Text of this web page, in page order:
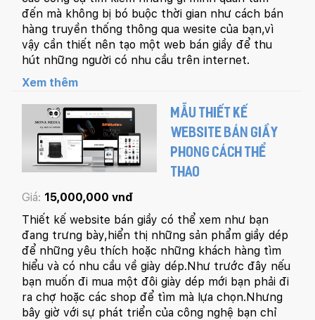
đến mà không bị bó buộc thời gian như cách bán
hàng truyền thống thông qua wesite của bạn,vì
vậy cần thiết nên tạo một web bán giầy để thu
hút những người có nhu cầu trên internet.
Xem thêm
MẪU THIẾT KẾ
WEBSITE BÁN GIẦY
PHONG CÁCH THỂ
THAO
Giá: 15,000,000 vnđ
Thiết kế website bán giầy có thể xem như bạn
đang trưng bày,hiển thị những sản phẩm giầy dép
để những yêu thích hoặc những khách hàng tìm
hiểu và có nhu cầu về giày dép.Như trước đây nếu
bạn muốn đi mua một đôi giày dép mới bạn phải đi
ra chợ hoặc các shop để tìm mà lựa chọn.Nhưng
bây giờ với sự phát triển của công nghệ bạn chỉ